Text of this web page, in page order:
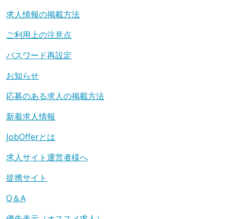
求人情報の掲載方法
ご利用上の注意点
パスワード再設定
お知らせ
応募のある求人の掲載方法
新着求人情報
JobOfferとは
求人サイト運営者様へ
提携サイト
Q＆A